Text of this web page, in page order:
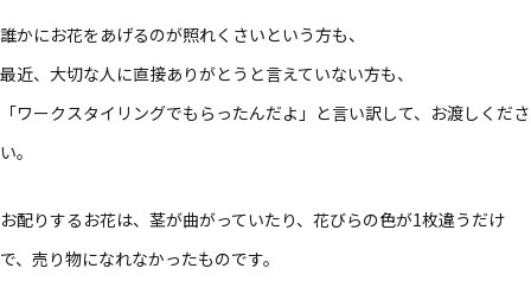
誰かにお花をあげるのが照れくさいという方も、
最近、大切な人に直接ありがとうと言えていない方も、
「ワークスタイリングでもらったんだよ」と言い訳して、お渡しくださ
い。
お配りするお花は、茎が曲がっていたり、花びらの色が1枚違うだけ
で、売り物になれなかったものです。